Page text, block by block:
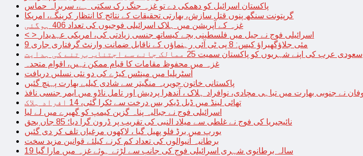
پاکستان اسرائیل کو دھمکی دے تو غزہ جنگ رک سکتی ہے، سربراہ حماس
گرپتونت سنگھ پنوں قتل سازش، بھارتی تحقیقات کے نتائج کا انتظار کرینگے، امریکا
غزہ کے آپریشن میں ہلاک اسرائیلی فوجیوں کی تعداد 406 ہوگئی
< > اسرائیلی فوج نے جیل میں فلسطینی بچے کیساتھ جنسی زیادتی کی، امریکی عہدیدار
9 مئی جلاؤگھیراؤ کیس: 8 پی ٹی آئی رہنماؤں کے ناقابل ضمانت وارنٹ گرفتاری جاری
سعودی عرب کی اپنے شہریوں کو پاکستان سمیت 25 ممالک جانے سے اجتناب برتنے کی ہدایت
غزہ میں محفوظ مقامات کا قیام ممکن نہیں، اقوام متحدہ
آسٹریلیا میں مینٹس کیڑے کی دو نئی نسلیں دریافت
پاکستانی خاتون جویریہ منگیتر سے شادی کیلیے بھارت پہنچ گئیں
نے جنوبی بھارت میں تباہی مچادی، نوافراد ہلاک ، آندھرا پردیش اور تامل ناڈو میں ایمر جنسی نافذ
تھائی لینڈ میں ڈبل ڈیکر بس درخت سے ٹکرا گئی، 14 افراد ہلاک
اسرائیلی فوج نے جبالیہ پناہ گزین کیمپ کو گھیرے میں لے لیا
نائیجیریا کی فوج نے غلطی سے میلاد النبی کی تقریب پر ڈرون گرا دیا؛ 85 جاں بحق
یورپ میں برڈ فلو پھیل گیا ، لاکھوں مرغیاں تلف کر دی گئیں
برطانیہ آنیوالوں کی تعداد کم کرنے کیلئے قوانین مزید سخت
19 سالہ برطانوی شہری اسرائیلی فوج کی جانب سے لڑتے ہوئے غزہ میں مارا گیا